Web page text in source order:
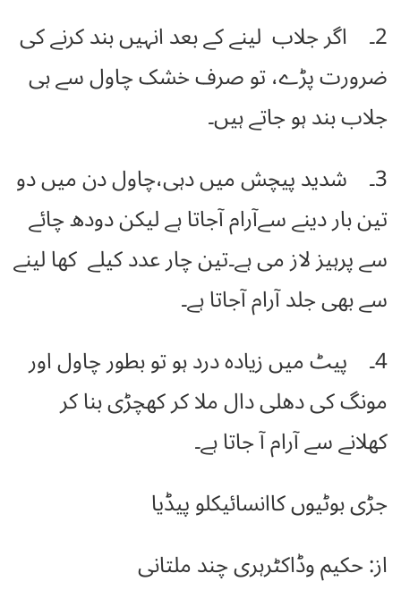
2۔ اگر جلاب لینے کے بعد انہیں بند کرنے کی
ضرورت پڑے، تو صرف خشک چاول سے ہی
جلاب بند ہو جاتے ہیں۔
3۔ شدید پیچش میں دہی،چاول دن میں دو
تین بار دینے سےآرام آجاتا ہے لیکن دودھ چائے
سے پرہیز لاز می ہے۔تین چار عدد کیلے کھا لینے
سے بھی جلد آرام آجاتا ہے۔
4۔ پیٹ میں زیادہ درد ہو تو بطور چاول اور
مونگ کی دھلی دال ملا کر کھچڑی بنا کر
کھلانے سے آرام آ جاتا ہے۔
جڑی بوٹیوں کاانسائیکلو پیڈیا
از: حکیم وڈاکٹرہری چند ملتانی